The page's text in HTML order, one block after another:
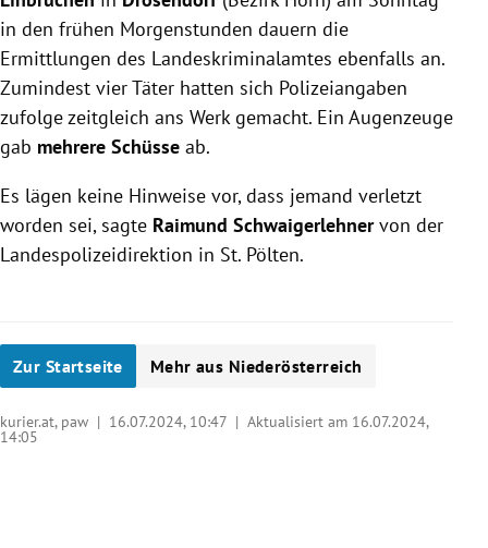
in den frühen Morgenstunden dauern die
Ermittlungen des Landeskriminalamtes ebenfalls an.
Zumindest vier Täter hatten sich Polizeiangaben
zufolge zeitgleich ans Werk gemacht. Ein Augenzeuge
gab mehrere Schüsse ab.
Es lägen keine Hinweise vor, dass jemand verletzt
worden sei, sagte Raimund Schwaigerlehnervon der
Landespolizeidirektion in St. Pölten.
Zur Startseite Mehr aus Niederösterreich
kurier.at, paw | 16.07.2024, 10:47 | Aktualisiert am 16.07.2024,
14:05